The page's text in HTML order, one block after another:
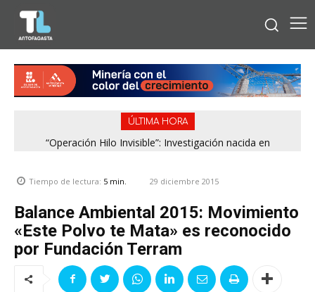
ÚLTIMA HORA
“Operación Hilo Invisible”: Investigación nacida en
Tiempo de lectura: 5 min. 29 diciembre 2015
Balance Ambiental 2015: Movimiento
«Este Polvo te Mata» es reconocido
por Fundación Terram